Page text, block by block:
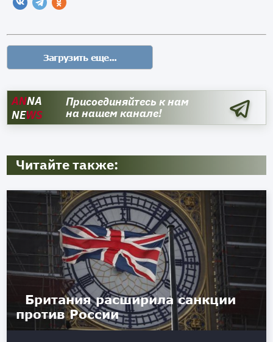
ANNA
NEWS
Присоединяйтесь к нам
на нашем канале!
Читайте также:
Британия расширила санкции
против России